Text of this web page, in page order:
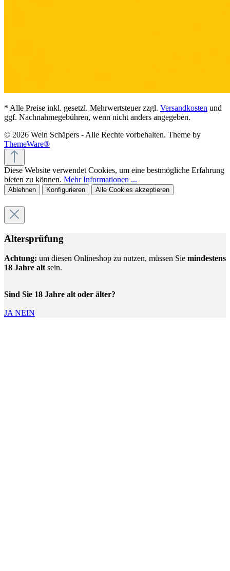
* Alle Preise inkl. gesetzl. Mehrwertsteuer zzgl. Versandkosten und
ggf. Nachnahmegebühren, wenn nicht anders angegeben.
© 2026 Wein Schäpers - Alle Rechte vorbehalten. Theme by
ThemeWare®
Diese Website verwendet Cookies, um eine bestmögliche Erfahrung
bieten zu können. Mehr Informationen ...
Ablehnen Konfigurieren Alle Cookies akzeptieren
Altersprüfung
Achtung: um diesen Onlineshop zu nutzen, müssen Sie mindestens
18 Jahre alt sein.
Sind Sie 18 Jahre alt oder älter?
JA NEIN